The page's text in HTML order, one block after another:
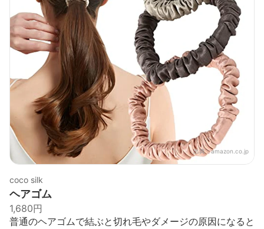
出典：amazon.co.jp
coco silk
ヘアゴム
1,680円
普通のヘアゴムで結ぶと切れ毛やダメージの原因になると